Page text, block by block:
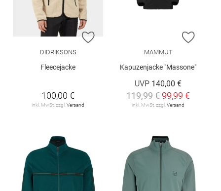
ZUR WUNSCHLISTE HINZUFÜGEN
DIDRIKSONS
Fleecejacke
100,00 €
inkl. MwSt. zzgl. Versand
ZUR
MAMMUT
Kapuzenjacke "Massone"
UVP 140,00 €
119,99 € 99,99 €
inkl. MwSt. zzgl. Versand